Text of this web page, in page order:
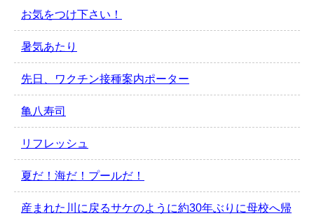
お気をつけ下さい！
暑気あたり
先日、ワクチン接種案内ポーター
亀八寿司
リフレッシュ
夏だ！海だ！プールだ！
産まれた川に戻るサケのように約30年ぶりに母校へ帰